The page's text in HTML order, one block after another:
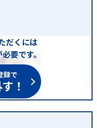
だくには
要です。
録で
！